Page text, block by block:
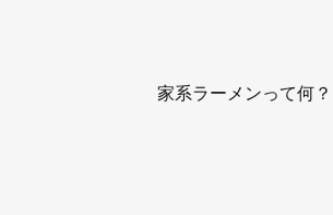
家系ラーメンって何？